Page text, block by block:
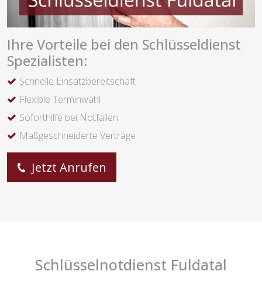
Ihre Vorteile bei den Schlüsseldienst
Spezialisten:
Schnelle Einsatzbereitschaft
Flexible Terminwahl
Soforthilfe bei Notfällen
Maßgeschneiderte Verträge
Jetzt Anrufen
Schlüsselnotdienst Fuldatal